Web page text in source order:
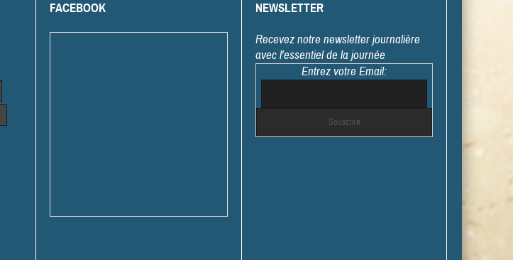
FACEBOOK NEWSLETTER
Recevez notre newsletter journalière
avec l'essentiel de la journée
Entrez votre Email: